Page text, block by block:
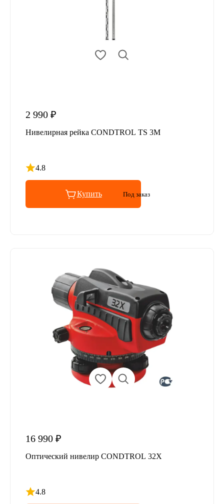
2 990 ₽
Нивелирная рейка CONDTROL TS 3M
4.8
Рейтинг 4.8 из 5
Купить Под заказ
16 990 ₽
Оптический нивелир CONDTROL 32X
4.8
Рейтинг 4.8 из 5